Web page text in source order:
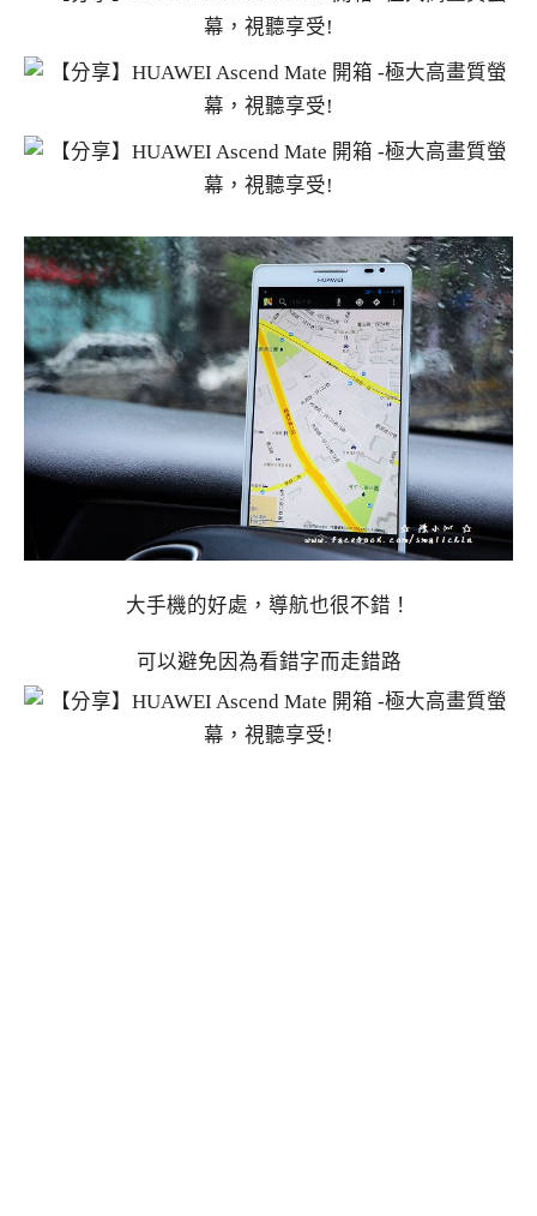
大手機的好處，導航也很不錯！
可以避免因為看錯字而走錯路